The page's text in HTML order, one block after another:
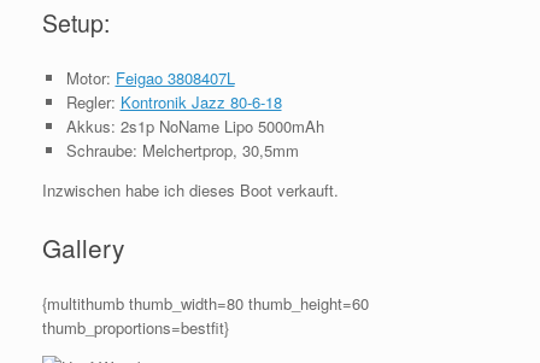
Setup:
Motor: Feigao 3808407L
Regler: Kontronik Jazz 80-6-18
Akkus: 2s1p NoName Lipo 5000mAh
Schraube: Melchertprop, 30,5mm
Inzwischen habe ich dieses Boot verkauft.
Gallery
{multithumb thumb_width=80 thumb_height=60
thumb_proportions=bestfit}